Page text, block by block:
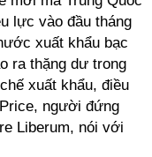
lực vào đầu tháng
xuất khẩu bạc
ra thặng dư trong
xuất khẩu, điều
người đứng
Liberum, nói với